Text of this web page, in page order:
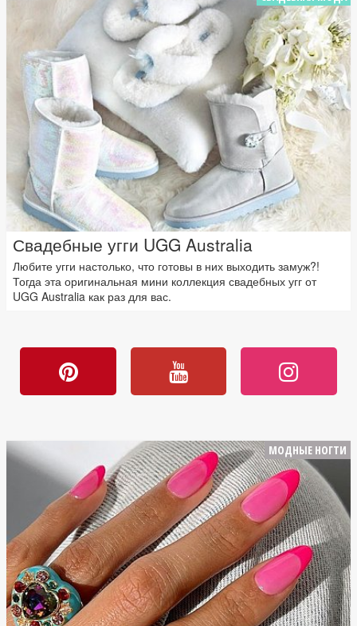
Свадебные угги UGG Australia
Любите угги настолько, что готовы в них выходить замуж?!
Тогда эта оригинальная мини коллекция свадебных угг от
UGG Australia как раз для вас.
МОДНЫЕ НОГТИ